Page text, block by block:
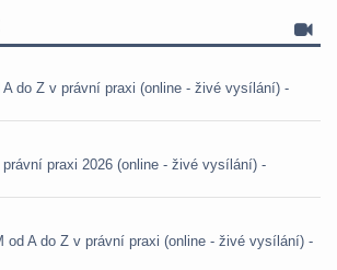
A do Z v právní praxi (online - živé vysílání) -
praxi 2026 (online - živé vysílání) -
od A do Z v právní praxi (online - živé vysílání) -